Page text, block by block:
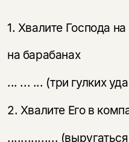
1. Хвалите Господа
на барабанах
... ... ... (три гулких
2. Хвалите Его в
...............